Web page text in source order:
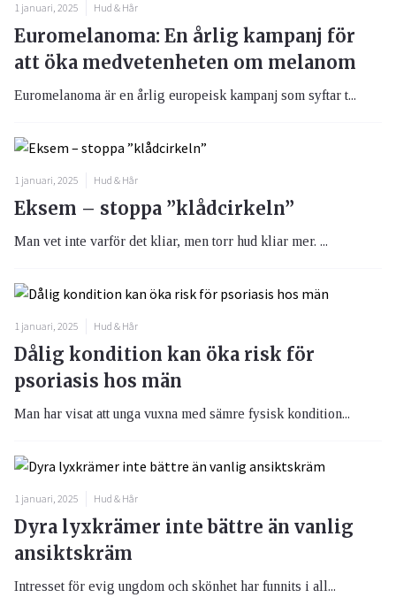
1 januari, 2025 Hud & Hår
Euromelanoma: En årlig kampanj för
att öka medvetenheten om melanom
Euromelanoma är en årlig europeisk kampanj som syftar t...
1 januari, 2025 Hud & Hår
Eksem – stoppa ”klådcirkeln”
Man vet inte varför det kliar, men torr hud kliar mer. ...
1 januari, 2025 Hud & Hår
Dålig kondition kan öka risk för
psoriasis hos män
Man har visat att unga vuxna med sämre fysisk kondition...
1 januari, 2025 Hud & Hår
Dyra lyxkrämer inte bättre än vanlig
ansiktskräm
Intresset för evig ungdom och skönhet har funnits i all...